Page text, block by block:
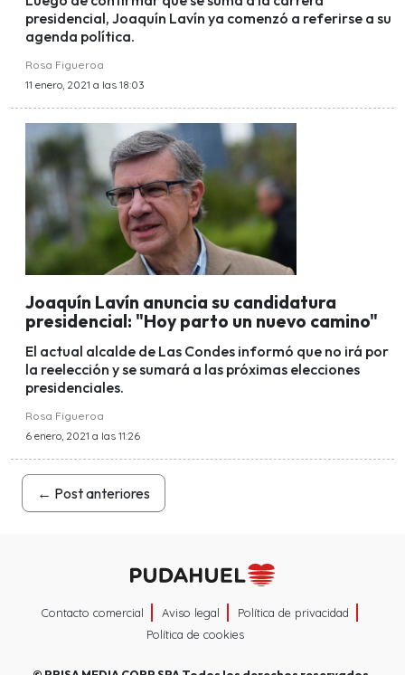
presidencial, Joaquín Lavín ya comenzó a referirse a su
agenda política.
Rosa Figueroa
11 enero, 2021 a las 18:03
Joaquín Lavín anuncia su candidatura
presidencial: "Hoy parto un nuevo camino"
El actual alcalde de Las Condes informó que no irá por
la reelección y se sumará a las próximas elecciones
presidenciales.
Rosa Figueroa
6 enero, 2021 a las 11:26
← Post anteriores
Contacto comercial Aviso legal
Política de privacidad
Política de cookies